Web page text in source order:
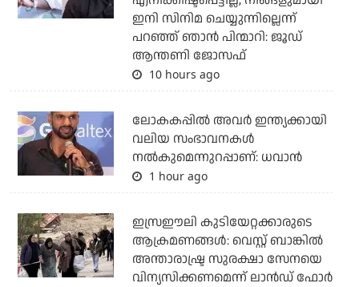
ഇനി സിനിമ ചെയ്യുന്നില്ലെന്ന്
പറഞ്ഞ് ഞാന്‍ പിന്മാറി: ജൂഡ്
ആന്തണി ജോസഫ്
10 hours ago
ലോകകപ്പിൽ അവര്‍ ഇന്ത്യക്കായി
വലിയ സംഭാവനകള്‍
നല്‍കുമെന്നുറപ്പാണ്: ധവാന്‍
1 hour ago
ഇസ്രഈലി കുടിയേറ്റക്കാരുടെ
ആക്രമണങ്ങള്‍: വെസ്റ്റ് ബാങ്കില്‍
അന്താരാഷ്ട്ര സുരക്ഷാ സേനയെ
വിന്യസിക്കണമെന്ന് ലാന്‍ഡ് ഫോര്‍